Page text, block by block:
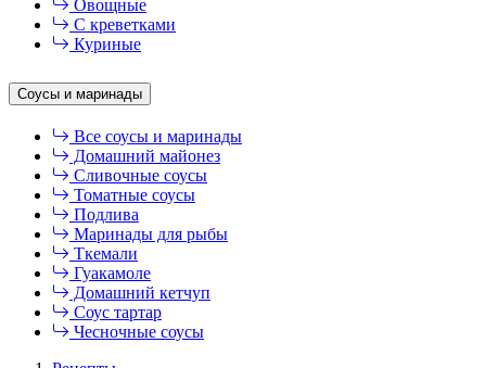
Овощные
С креветками
Куриные
Соусы и маринады
Все соусы и маринады
Домашний майонез
Сливочные соусы
Томатные соусы
Подлива
Маринады для рыбы
Ткемали
Гуакамоле
Домашний кетчуп
Соус тартар
Чесночные соусы